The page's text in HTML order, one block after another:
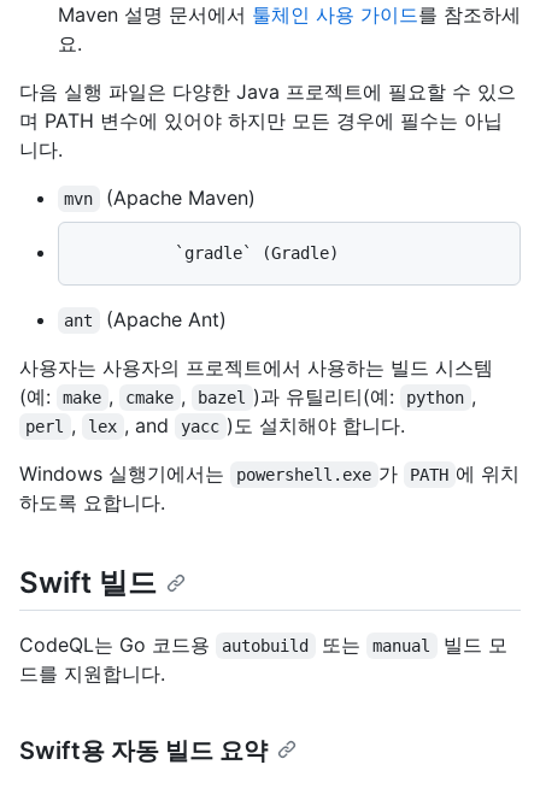
Maven 설명 문서에서 툴체인 사용 가이드를 참조하세
요.
다음 실행 파일은 다양한 Java 프로젝트에 필요할 수 있으
며 PATH 변수에 있어야 하지만 모든 경우에 필수는 아닙
니다.
mvn (Apache Maven)
ant
(Apache Ant)
사용자는 사용자의 프로젝트에서 사용하는 빌드 시스템
(예:
make , cmake , bazel )과 유틸리티(예: python ,
perl , lex , and yacc )도 설치해야 합니다.
Windows 실행기에서는
powershell.exe 가 PATH 에 위치
하도록 요합니다.
Swift 빌드
CodeQL는 Go 코드용 autobuild 또는 manual
빌드 모
드를 지원합니다.
Swift용 자동 빌드 요약